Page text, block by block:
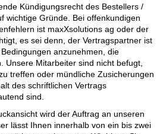
der Bestätigung des Eingangs
wenn wir Ihre Bestellung
durch Auftragsbestätigung) oder
bestellten Artikel annehmen.
erhalten Sie eine Mitteilung per E-
Kündigungsrecht des
wichtige Gründe. Bei
ist maxXsolutions ag
es sei denn, der